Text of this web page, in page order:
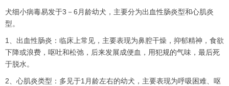
犬细小病毒易发于3－6月龄幼犬，主要分为出血性肠炎型和心肌炎
型。
1、出血性肠炎：临床上常见，主要表现为鼻腔干燥，抑郁精神，食欲
下降或浪费，呕吐和松弛，后来发展成便血，用犯规的气味，最后死
于脱水。
2、心肌炎类型：多见于1月龄左右的幼犬，主要表现为呼吸困难、呕